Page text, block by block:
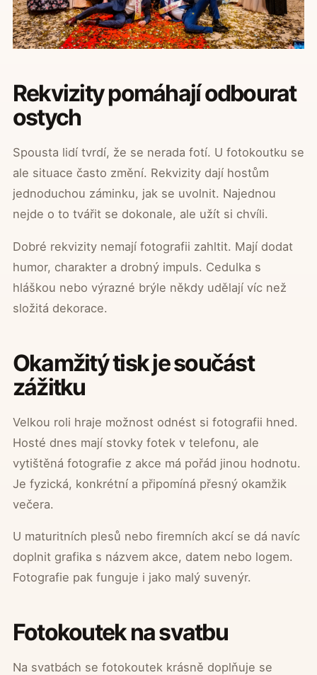
Rekvizity pomáhají odbourat
ostych
Spousta lidí tvrdí, že se nerada fotí. U fotokoutku se
ale situace často změní. Rekvizity dají hostům
jednoduchou záminku, jak se uvolnit. Najednou
nejde o to tvářit se dokonale, ale užít si chvíli.
Dobré rekvizity nemají fotografii zahltit. Mají dodat
humor, charakter a drobný impuls. Cedulka s
hláškou nebo výrazné brýle někdy udělají víc než
složitá dekorace.
Okamžitý tisk je součást
zážitku
Velkou roli hraje možnost odnést si fotografii hned.
Hosté dnes mají stovky fotek v telefonu, ale
vytištěná fotografie z akce má pořád jinou hodnotu.
Je fyzická, konkrétní a připomíná přesný okamžik
večera.
U maturitních plesů nebo firemních akcí se dá navíc
doplnit grafika s názvem akce, datem nebo logem.
Fotografie pak funguje i jako malý suvenýr.
Fotokoutek na svatbu
Na svatbách se fotokoutek krásně doplňuje se